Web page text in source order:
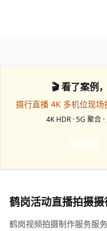
🎬 看了案例
摄行直播 4K 多机位现场
4K HDR · 5G 聚合
鹤岗活动直播拍摄
鹤岗视频拍摄制作服务服